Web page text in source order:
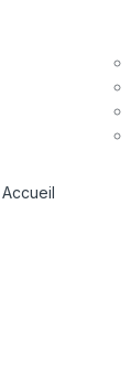
Accueil